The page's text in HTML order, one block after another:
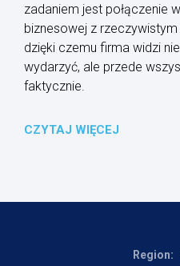
zadaniem jest połączenie
biznesowej z
dzięki czemu firma widzi
wydarzyć, ale przede
faktycznie.
CZYTAJ WIĘCEJ
Region: